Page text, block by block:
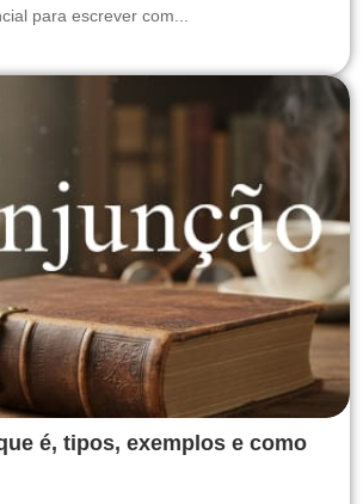
para escrever com...
é, tipos, exemplos e como